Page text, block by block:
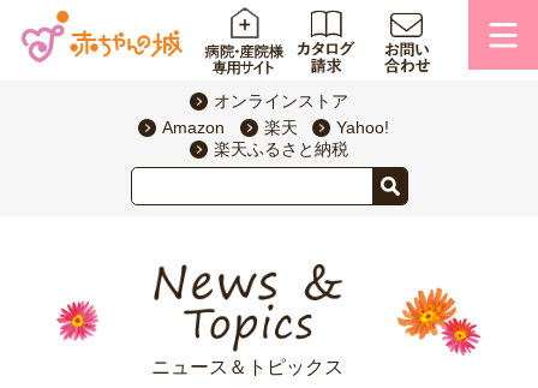
オンラインストア
Amazon
楽天
Yahoo!
楽天ふるさと納税
ニュース＆トピックス